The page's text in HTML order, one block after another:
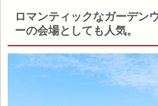
ロマンティックなガーデン
ーの会場としても人気。